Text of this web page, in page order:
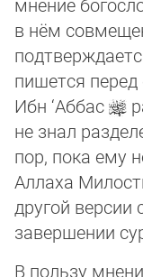
мнение
в нём
пишется перед
Ибн ‘Аббас
не знал
пор, пока ему
Аллаха
другой версии
завершении
В пользу